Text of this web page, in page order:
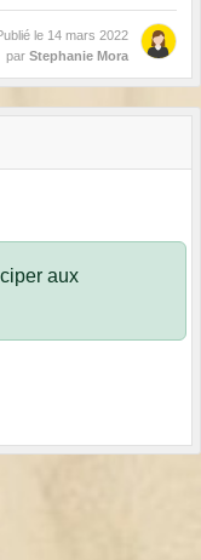
le 14 mars 2022
par Stephanie Mora
aux